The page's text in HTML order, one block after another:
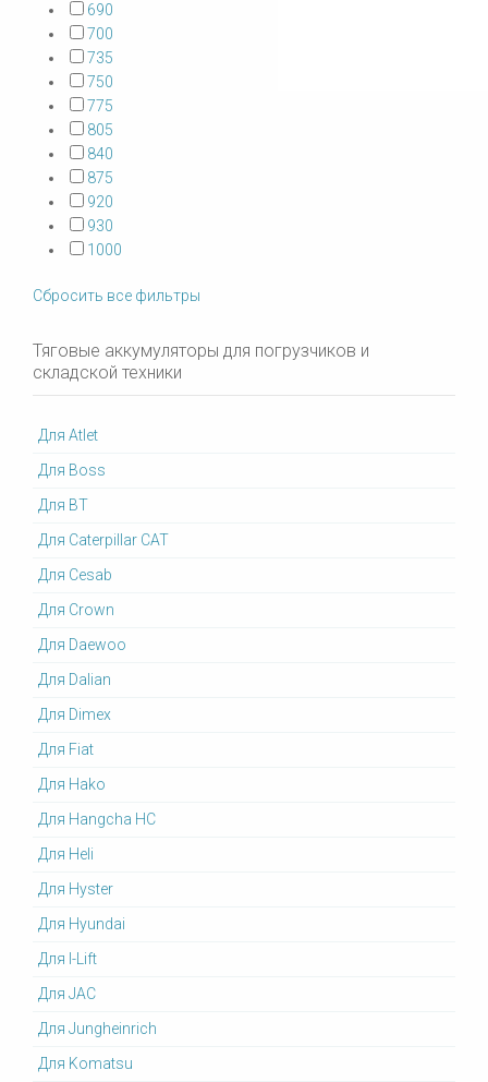
690
700
735
750
775
805
840
875
920
930
1000
Сбросить все фильтры
Тяговые аккумуляторы для погрузчиков и
складской техники
Для Atlet
Для Boss
Для BT
Для Caterpillar CAT
Для Cesab
Для Crown
Для Daewoo
Для Dalian
Для Dimex
Для Fiat
Для Hako
Для Hangcha HC
Для Heli
Для Hyster
Для Hyundai
Для I-Lift
Для JAC
Для Jungheinrich
Для Komatsu